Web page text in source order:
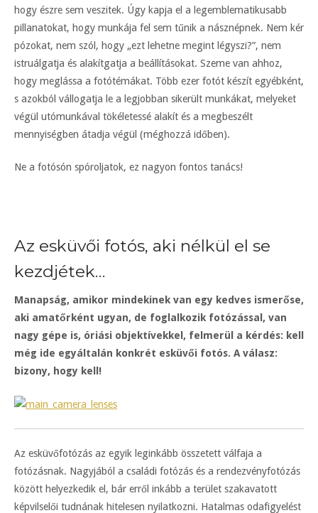
hogy észre sem veszitek. Úgy kapja el a legemblematikusabb
pillanatokat, hogy munkája fel sem tűnik a násznépnek. Nem kér
pózokat, nem szól, hogy „ezt lehetne megint légyszi?”, nem
istruálgatja és alakítgatja a beállításokat. Szeme van ahhoz,
hogy meglássa a fotótémákat. Több ezer fotót készít egyébként,
s azokból vállogatja le a legjobban sikerült munkákat, melyeket
végül utómunkával tökéletessé alakít és a megbeszélt
mennyiségben átadja végül (méghozzá időben).
Ne a fotósón spóroljatok, ez nagyon fontos tanács!
Az esküvői fotós, aki nélkül el se
kezdjétek…
Manapság, amikor mindekinek van egy kedves ismerőse,
aki amatőrként ugyan, de foglalkozik fotózással, van
nagy gépe is, óriási objektívekkel, felmerül a kérdés: kell
még ide egyáltalán konkrét esküvői fotós. A válasz:
bizony, hogy kell!
Az esküvőfotózás az egyik leginkább összetett válfaja a
fotózásnak. Nagyjából a családi fotózás és a rendezvényfotózás
között helyezkedik el, bár erről inkább a terület szakavatott
képvilselői tudnának hitelesen nyilatkozni. Hatalmas odafigyelést